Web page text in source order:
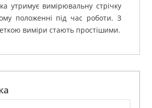
утримує вимірювальну стрічку
положенні під час роботи. З
виміри стають простішими.